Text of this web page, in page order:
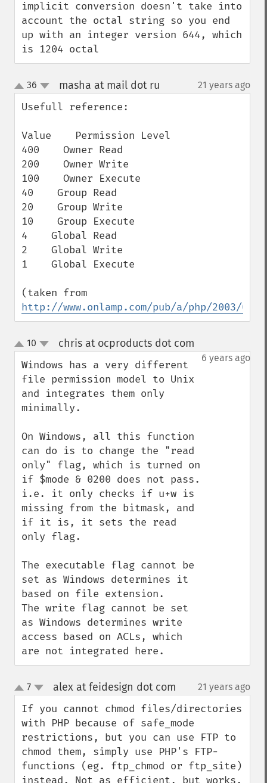
implicit conversion doesn't take into
account the octal string so you end
up with an integer version 644, which
is 1204 octal
up
down
36 masha at mail dot ru 21 years ago
Usefull reference:
Value    Permission Level
400    Owner Read
200    Owner Write
100    Owner Execute
40    Group Read
20    Group Write
10    Group Execute
4    Global Read
2    Global Write
1    Global Execute
http://www.onlamp.com/pub/a/php/2003/02/
up
down
10 chris at ocproducts dot com
6 years ago
Windows has a very different
file permission model to Unix
and integrates them only
minimally.
On Windows, all this function
can do is to change the "read
only" flag, which is turned on
if $mode & 0200 does not pass.
i.e. it only checks if u+w is
missing from the bitmask, and
if it is, it sets the read
only flag.
The executable flag cannot be
set as Windows determines it
based on file extension.
The write flag cannot be set
as Windows determines write
access based on ACLs, which
are not integrated here.
up
down
7 alex at feidesign dot com 21 years ago
If you cannot chmod files/directories
with PHP because of safe_mode
restrictions, but you can use FTP to
chmod them, simply use PHP's FTP-
functions (eg. ftp_chmod or ftp_site)
instead. Not as efficient, but works.